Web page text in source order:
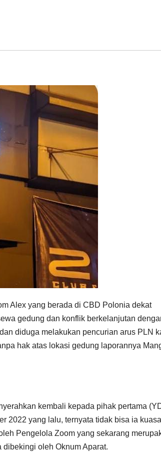
Alex yang berada di CBD Polonia dekat
gedung dan konflik berkelanjutan
diduga melakukan pencurian arus PLN
hak atas lokasi gedung laporannya
kembali kepada pihak pertama
2022 yang lalu, ternyata tidak bisa ia
Pengelola Zoom yang sekarang
oleh Oknum Aparat.